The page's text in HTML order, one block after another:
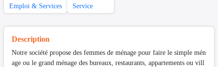
Emploi & Services Service
Description
Notre société propose des femmes de ménage pour faire le simple mén
age ou le grand ménage des bureaux, restaurants, appartements ou vill